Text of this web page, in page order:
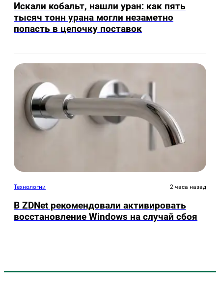
Искали кобальт, нашли уран: как пять
тысяч тонн урана могли незаметно
попасть в цепочку поставок
Технологии 2 часа назад
В ZDNet рекомендовали активировать
восстановление Windows на случай сбоя